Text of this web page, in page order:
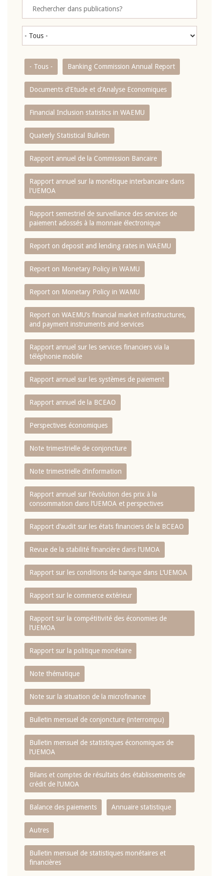
- Tous - Banking Commission Annual Report
Documents d’Etude et d’Analyse Economiques
Financial Inclusion statistics in WAEMU
Quaterly Statistical Bulletin
Rapport annuel de la Commission Bancaire
Rapport annuel sur la monétique interbancaire dans
l'UEMOA
Rapport semestriel de surveillance des services de
paiement adossés à la monnaie électronique
Report on deposit and lending rates in WAEMU
Report on Monetary Policy in WAMU
Report on Monetary Policy in WAMU
Report on WAEMU’s financial market infrastructures,
and payment instruments and services
Rapport annuel sur les services financiers via la
téléphonie mobile
Rapport annuel sur les systèmes de paiement
Rapport annuel de la BCEAO
Perspectives économiques
Note trimestrielle de conjoncture
Note trimestrielle d‘information
Rapport annuel sur l‘évolution des prix à la
consommation dans l‘UEMOA et perspectives
Rapport d‘audit sur les états financiers de la BCEAO
Revue de la stabilité financière dans l‘UMOA
Rapport sur les conditions de banque dans L‘UEMOA
Rapport sur le commerce extérieur
Rapport sur la compétitivité des économies de
l‘UEMOA
Rapport sur la politique monétaire
Note thématique
Note sur la situation de la microfinance
Bulletin mensuel de conjoncture (interrompu)
Bulletin mensuel de statistiques économiques de
l‘UEMOA
Bilans et comptes de résultats des établissements de
crédit de l‘UMOA
Balance des paiements Annuaire statistique
Autres
Bulletin mensuel de statistiques monétaires et
financières